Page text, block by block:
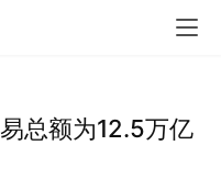
总额为12.5万亿